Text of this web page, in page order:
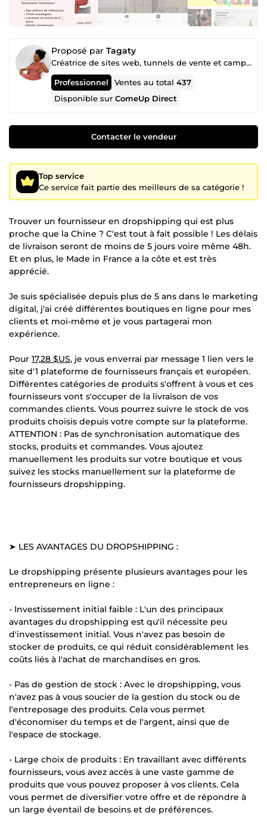
Proposé par Tagaty
Créatrice de sites web, tunnels de vente et campagnes publicitaires
Professionnel Ventes au total437
Disponible surComeUp Direct
Contacter le vendeur
Top service
Ce service fait partie des meilleurs de sa catégorie !
Trouver un fournisseur en dropshipping qui est plus
proche que la Chine ? C'est tout à fait possible ! Les délais
de livraison seront de moins de 5 jours voire même 48h.
Et en plus, le Made in France a la côte et est très
apprécié.
Je suis spécialisée depuis plus de 5 ans dans le marketing
digital, j'ai créé différentes boutiques en ligne pour mes
clients et moi-même et je vous partagerai mon
expérience.
Pour 17,28 $US, je vous enverrai par message 1 lien vers le
site d'1 plateforme de fournisseurs français et européen.
Différentes catégories de produits s'offrent à vous et ces
fournisseurs vont s'occuper de la livraison de vos
commandes clients. Vous pourrez suivre le stock de vos
produits choisis depuis votre compte sur la plateforme.
ATTENTION : Pas de synchronisation automatique des
stocks, produits et commandes. Vous ajoutez
manuellement les produits sur votre boutique et vous
suivez les stocks manuellement sur la plateforme de
fournisseurs dropshipping.
➤ LES AVANTAGES DU DROPSHIPPING :
Le dropshipping présente plusieurs avantages pour les
entrepreneurs en ligne :
- Investissement initial faible : L'un des principaux
avantages du dropshipping est qu'il nécessite peu
d'investissement initial. Vous n'avez pas besoin de
stocker de produits, ce qui réduit considérablement les
coûts liés à l'achat de marchandises en gros.
- Pas de gestion de stock : Avec le dropshipping, vous
n'avez pas à vous soucier de la gestion du stock ou de
l'entreposage des produits. Cela vous permet
d'économiser du temps et de l'argent, ainsi que de
l'espace de stockage.
- Large choix de produits : En travaillant avec différents
fournisseurs, vous avez accès à une vaste gamme de
produits que vous pouvez proposer à vos clients. Cela
vous permet de diversifier votre offre et de répondre à
un large éventail de besoins et de préférences.